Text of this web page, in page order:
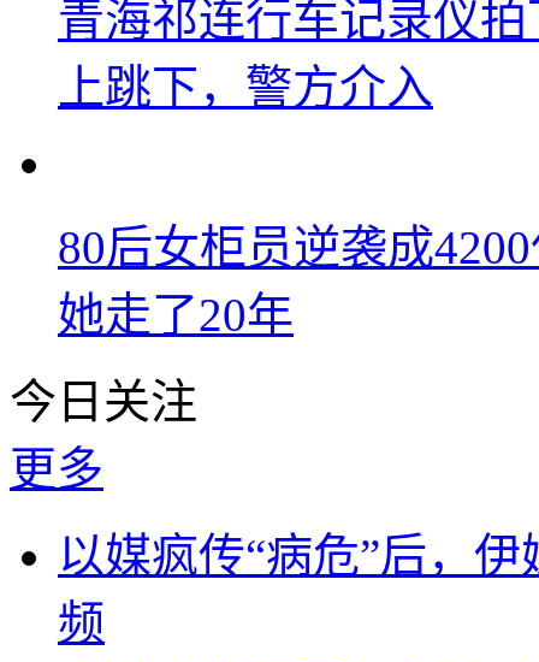
青海祁连行车记录仪
上跳下，警方介入
80后女柜员逆袭成
她走了20年
今日关注
更多
以媒疯传“病危”后，
频